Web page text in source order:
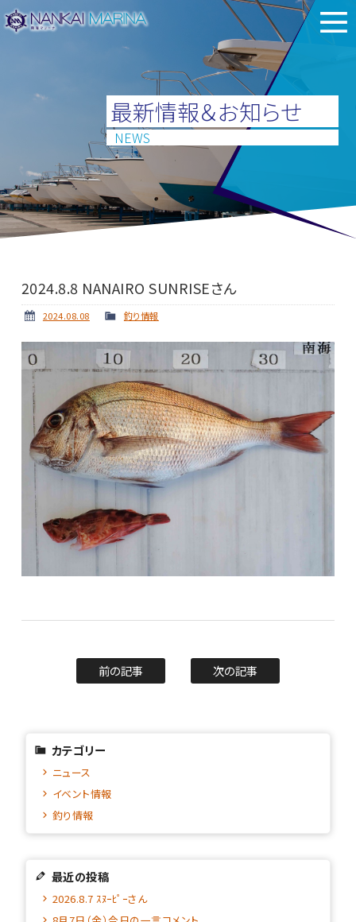
最新情報＆お知らせ
NEWS
2024.8.8 NANAIRO SUNRISEさん
2024.08.08 釣り情報
前の記事 次の記事
カテゴリー
ニュース
イベント情報
釣り情報
最近の投稿
2026.8.7 ｽﾇｰﾋﾟｰさん